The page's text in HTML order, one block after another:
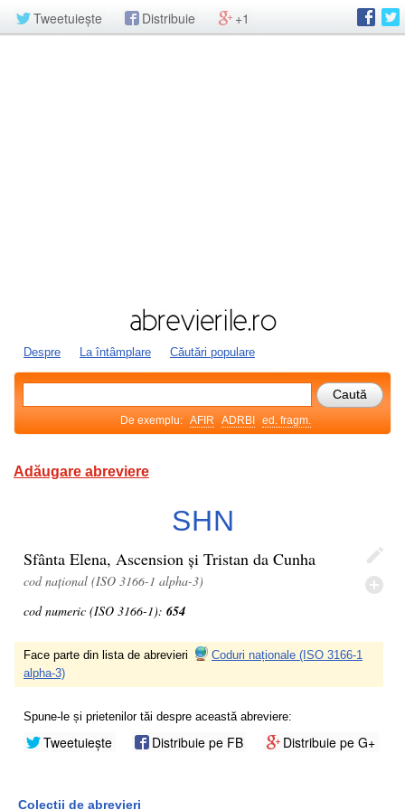
Tweetuiește Distribuie +1
Despre La întâmplare Căutări populare
De exemplu: AFIR ADRBI ed. fragm.
Adăugare abreviere
SHN
Sfânta Elena, Ascension și Tristan da Cunha
cod național (ISO 3166-1 alpha-3)
cod numeric (ISO 3166-1): 654
Face parte din lista de abrevieri
Coduri naționale (ISO 3166-1
alpha-3)
Spune-le și prietenilor tăi despre această abreviere:
Tweetuiește Distribuie pe FB Distribuie pe G+
Colecții de abrevieri